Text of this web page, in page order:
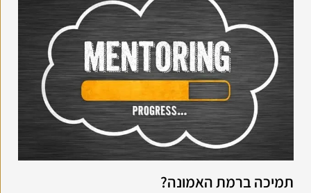
תמיכה ברמת האמונה?